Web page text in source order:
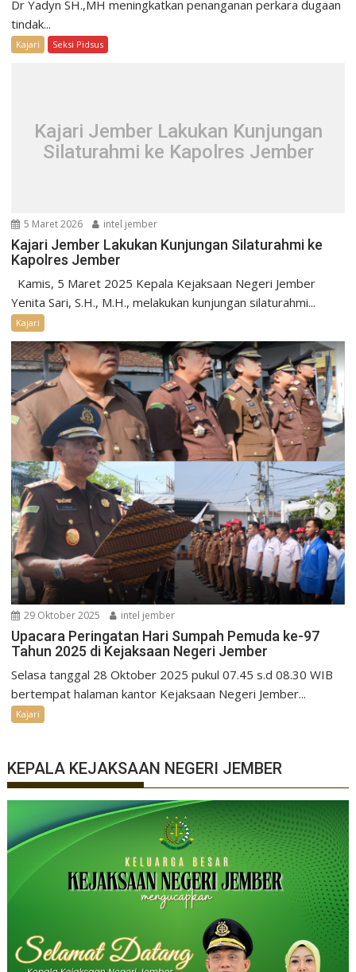
Dr Yadyn SH.,MH meningkatkan penanganan perkara dugaan
tindak...
Kajari Seksi Pidsus
Kajari Jember Lakukan Kunjungan
Silaturahmi ke Kapolres Jember
5 Maret 2026 intel jember
Kajari Jember Lakukan Kunjungan Silaturahmi ke
Kapolres Jember
Kamis, 5 Maret 2025 Kepala Kejaksaan Negeri Jember
Yenita Sari, S.H., M.H., melakukan kunjungan silaturahmi...
Kajari
29 Oktober 2025 intel jember
Upacara Peringatan Hari Sumpah Pemuda ke-97
Tahun 2025 di Kejaksaan Negeri Jember
Selasa tanggal 28 Oktober 2025 pukul 07.45 s.d 08.30 WIB
bertempat halaman kantor Kejaksaan Negeri Jember...
Kajari
KEPALA KEJAKSAAN NEGERI JEMBER